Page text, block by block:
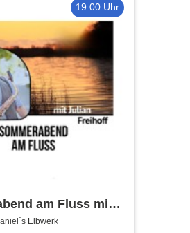
19:00 Uhr
am Fluss mit
Elbwerk